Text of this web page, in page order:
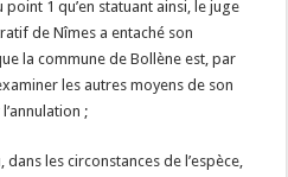
1 qu’en statuant ainsi, le juge
de Nîmes a entaché son
la commune de Bollène est, par
les autres moyens de son
;
dans les circonstances de l’espèce,